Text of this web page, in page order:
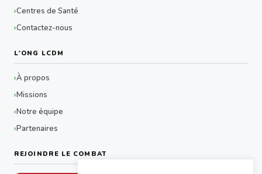
Centres de Santé
Contactez-nous
L'ONG LCDM
À propos
Missions
Notre équipe
Partenaires
REJOINDRE LE COMBAT